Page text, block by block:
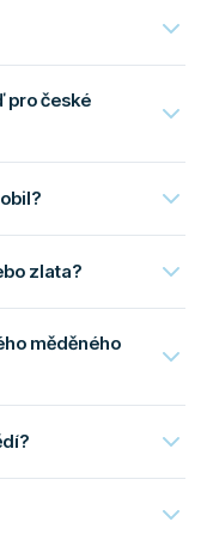
pro české
zlata?
měděného